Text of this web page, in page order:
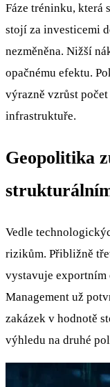
Fáze tréninku, která
stojí za investicemi
nezměněna. Nižší
opačnému efektu.
výrazně vzrůst
infrastruktuře.
Geopolitika
Vedle
rizikům. Přibližně
vystavuje exportním
Management už
zakázek v hodnotě
výhledu na druhé